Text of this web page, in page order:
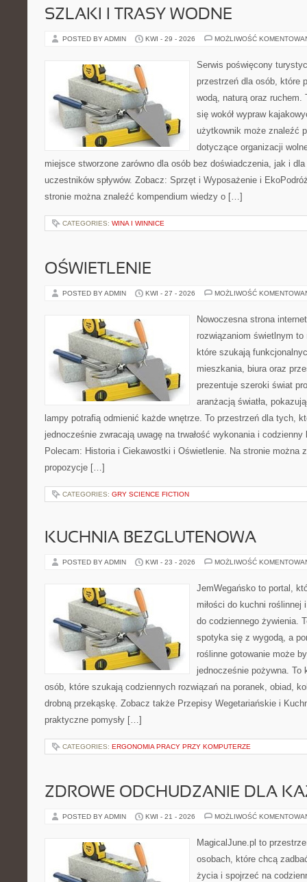
SZLAKI I TRASY WODNE
POSTED BY ADMIN KWI - 29 - 2026 MOŻLIWOŚĆ
Serwis poświęcony
przestrzeń dla osób, które
wodą, naturą oraz ruchem.
się wokół wypraw
użytkownik może znaleźć
dotyczące organizacji
miejsce stworzone zarówno dla osób bez doświadczenia, jak i
uczestników spływów. Zobacz: Sprzęt i Wyposażenie i
stronie można znaleźć kompendium wiedzy o […]
CATEGORIES: WINA I WINNICE
OŚWIETLENIE
POSTED BY ADMIN KWI - 27 - 2026 MOŻLIWOŚĆ
Nowoczesna strona
rozwiązaniom świetlnym
które szukają
mieszkania, biura oraz
prezentuje szeroki świat
aranżacją światła,
lampy potrafią odmienić każde wnętrze. To przestrzeń dla tych,
jednocześnie zwracają uwagę na trwałość wykonania i
Polecam: Historia i Ciekawostki i Oświetlenie. Na stronie można
propozycje […]
CATEGORIES: GRY SCIENCE FICTION
KUCHNIA BEZGLUTENOWA
POSTED BY ADMIN KWI - 23 - 2026 MOŻLIWOŚĆ
JemWegańsko to portal,
miłości do kuchni
do codziennego żywienia.
spotyka się z wygodą, a
roślinne gotowanie może
jednocześnie pożywna. To
osób, które szukają codziennych rozwiązań na poranek, obiad,
drobną przekąskę. Zobacz także Przepisy Wegetariańskie i
praktyczne pomysły […]
CATEGORIES: ERGONOMIA PRACY PRZY KOMPUTERZE
ZDROWE ODCHUDZANIE DLA
POSTED BY ADMIN KWI - 21 - 2026 MOŻLIWOŚĆ
MagicalJune.pl to
osobach, które chcą
życia i spojrzeć na